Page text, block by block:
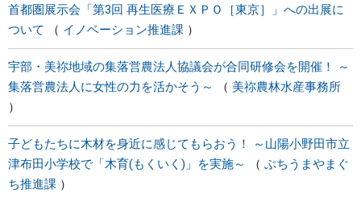
首都圏展示会「第3回 再生医療ＥＸＰＯ［東京］」への出展に
ついて
イノベーション推進課
宇部・美祢地域の集落営農法人協議会が合同研修会を開催！ ～
集落営農法人に女性の力を活かそう～
美祢農林水産事務所
子どもたちに木材を身近に感じてもらおう！ ～山陽小野田市立
津布田小学校で「木育(もくいく)」を実施～
ぶちうまやまぐ
ち推進課